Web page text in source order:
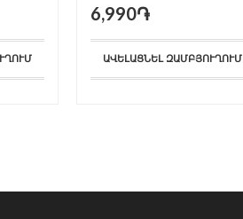
6,990֏
ԱՎԵԼԱՑՆԵԼ ԶԱՄԲՅՈՒՂՈՒՄ